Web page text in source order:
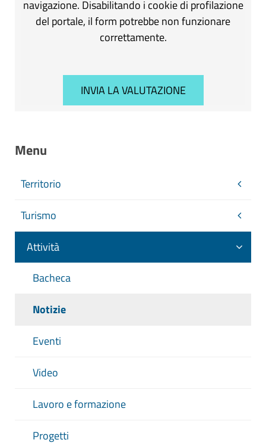
navigazione. Disabilitando i cookie di profilazione
del portale, il form potrebbe non funzionare
correttamente.
Menu
Territorio
Turismo
Attività
Bacheca
Notizie
Eventi
Video
Lavoro e formazione
Progetti